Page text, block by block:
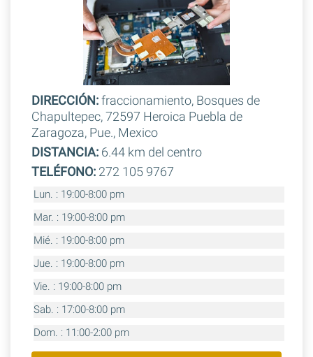
DIRECCIÓN:fraccionamiento, Bosques de
Chapultepec, 72597 Heroica Puebla de
Zaragoza, Pue., Mexico
DISTANCIA:6.44 km del centro
TELÉFONO:272 105 9767
Lun. : 19:00-8:00 pm
Mar. : 19:00-8:00 pm
Mié. : 19:00-8:00 pm
Jue. : 19:00-8:00 pm
Vie. : 19:00-8:00 pm
Sab. : 17:00-8:00 pm
Dom. : 11:00-2:00 pm